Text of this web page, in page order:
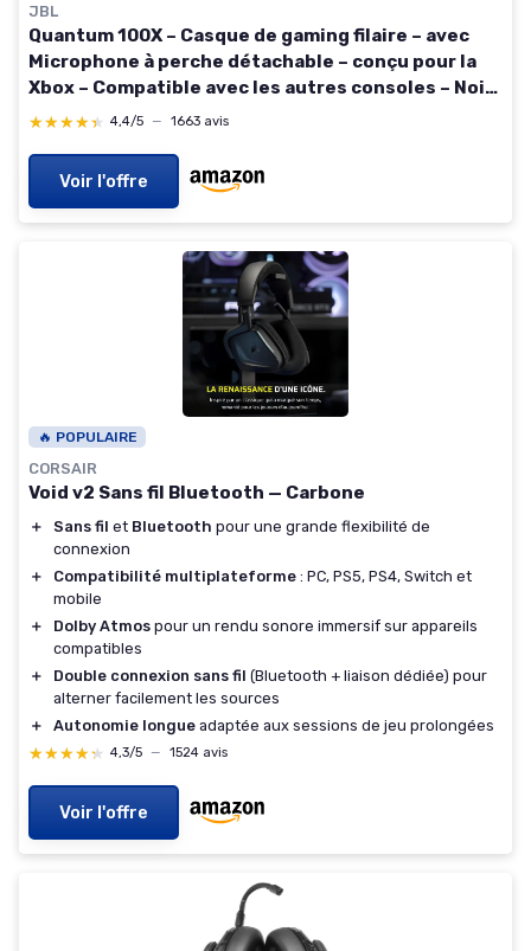
JBL
Quantum 100X – Casque de gaming filaire – avec
Microphone à perche détachable – conçu pour la
Xbox – Compatible avec les autres consoles – Noir
et Vert JBLQ100XBLKGRN Noir/Vert
★★★★★
★★★★★ 4,4/5 — 1663 avis
Voir l'offre
🔥 POPULAIRE
CORSAIR
Void v2 Sans fil Bluetooth — Carbone
＋ Sans fil et Bluetooth pour une grande flexibilité de
connexion
＋
Compatibilité multiplateforme : PC, PS5, PS4, Switch et
mobile
＋
Dolby Atmos pour un rendu sonore immersif sur appareils
compatibles
＋
Double connexion sans fil (Bluetooth + liaison dédiée) pour
alterner facilement les sources
＋
Autonomie longue adaptée aux sessions de jeu prolongées
★★★★★
★★★★★ 4,3/5 — 1524 avis
Voir l'offre